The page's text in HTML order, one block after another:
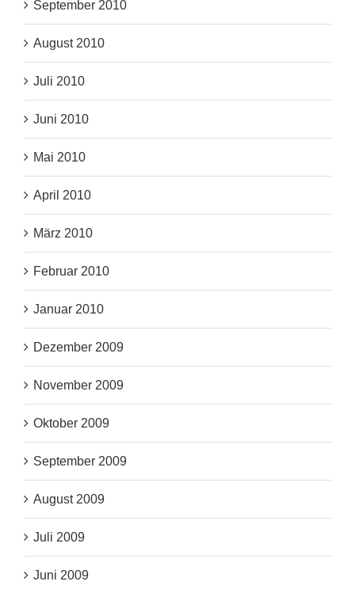
September 2010
August 2010
Juli 2010
Juni 2010
Mai 2010
April 2010
März 2010
Februar 2010
Januar 2010
Dezember 2009
November 2009
Oktober 2009
September 2009
August 2009
Juli 2009
Juni 2009